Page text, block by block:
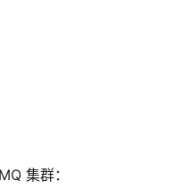
集群：